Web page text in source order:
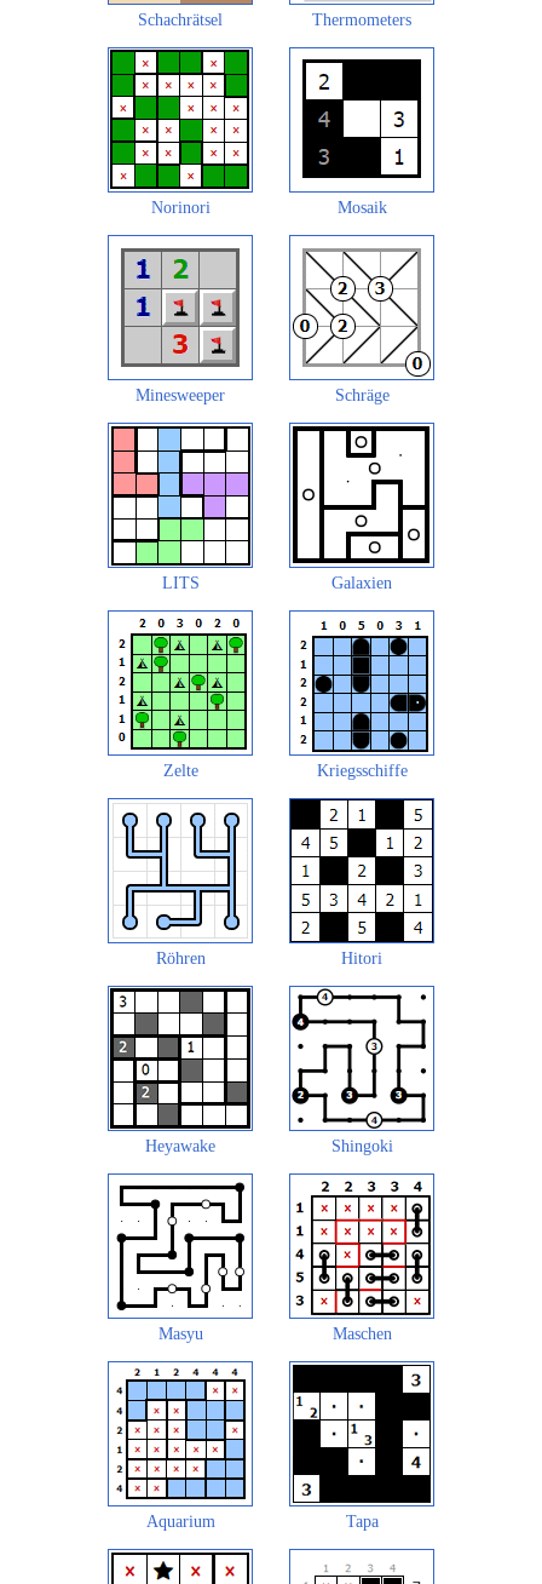
Schachrätsel Thermometers
Norinori Mosaik
Minesweeper Schräge
LITS Galaxien
Zelte Kriegsschiffe
Röhren Hitori
Heyawake Shingoki
Masyu Maschen
Aquarium Tapa